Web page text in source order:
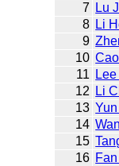
7
Lu
8 Li
9
10
11
12
Li
13
14
15
16